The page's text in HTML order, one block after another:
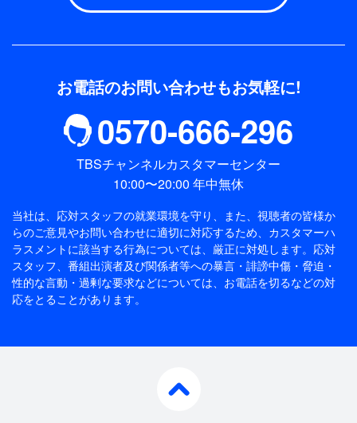
お電話のお問い合わせもお気軽に!
0570-666-296
TBSチャンネルカスタマーセンター
10:00〜20:00 年中無休
当社は、応対スタッフの就業環境を守り、また、視聴者の皆様か
らのご意見やお問い合わせに適切に対応するため、 カスタマーハ
ラスメントに該当する行為については、厳正に対処します。応対
スタッフ、番組出演者及び関係者等への暴言・誹謗中傷・脅迫・
性的な言動・過剰な要求などについては、お電話を切るなどの対
応をとることがあります。